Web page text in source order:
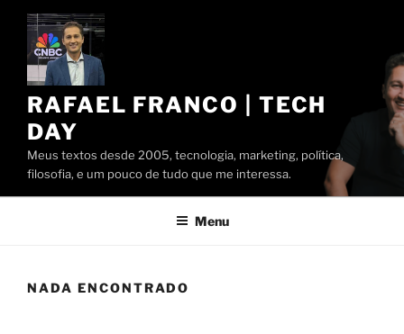
Pular
conteúdo
RAFAEL FRANCO | TECH
DAY
Meus textos desde 2005, tecnologia, marketing, política,
filosofia, e um pouco de tudo que me interessa.
Menu
NADA ENCONTRADO